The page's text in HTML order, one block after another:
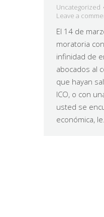
Uncategorized
Leave a
El 14 de
moratoria
infinidad de
abocados al
que hayan
ICO, o con
usted se
económica,